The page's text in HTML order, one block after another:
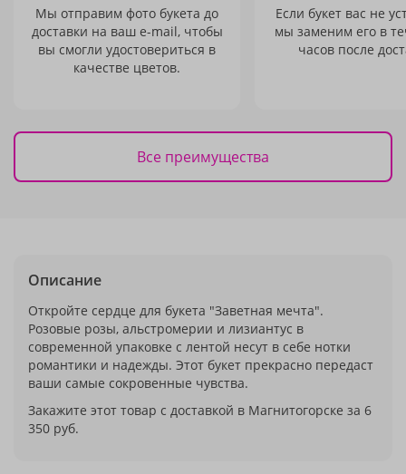
Мы отправим фото букета до
доставки на ваш e-mail, чтобы
вы смогли удостовериться в
качестве цветов.
Если букет вас не
мы заменим его в
часов после
Все преимущества
Описание
Откройте сердце для букета "Заветная мечта".
Розовые розы, альстромерии и лизиантус в
современной упаковке с лентой несут в себе нотки
романтики и надежды. Этот букет прекрасно передаст
ваши самые сокровенные чувства.
Закажите этот товар с доставкой в Магнитогорске за 6
350 руб.